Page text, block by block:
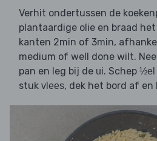
Verhit ondertussen de
plantaardige olie en braad het
kanten 2min of 3min,
medium of well done wilt.
pan en leg bij de ui. Schep ½el
stuk vlees, dek het bord af en